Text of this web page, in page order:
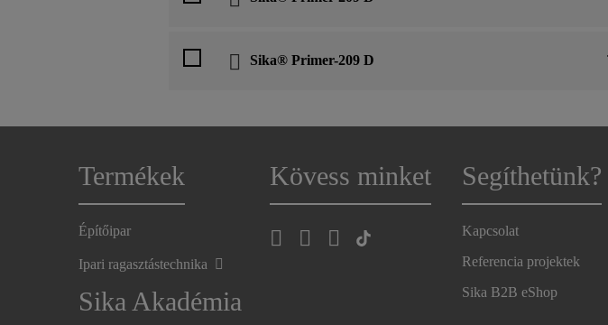
Sika® Primer-209 D
Termékek
Építőipar
Ipari ragasztástechnika
Sika Akadémia
Kövess minket Segíthetünk?
Kapcsolat
Referencia projektek
Sika B2B eShop